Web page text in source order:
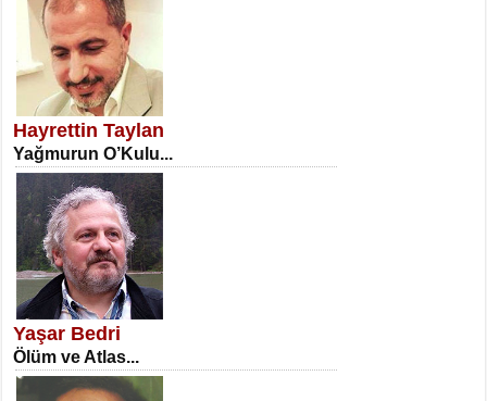
SATILMIŞ ÜMİT ÇETİNKAYA
Erkenlik...
NECLA DİLEK ARSLAN
Öğretmenler Günü Mahkemesi...
Hayrettin Taylan
Yağmurun O’Kulu...
Yaşar Bedri
Ölüm ve Atlas...